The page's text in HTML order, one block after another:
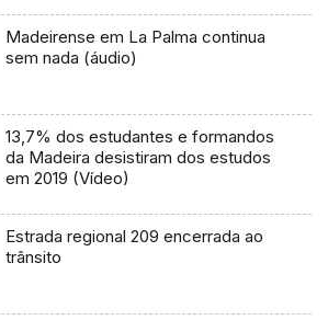
Madeirense em La Palma continua
sem nada (áudio)
13,7% dos estudantes e formandos
da Madeira desistiram dos estudos
em 2019 (Vídeo)
Estrada regional 209 encerrada ao
trânsito